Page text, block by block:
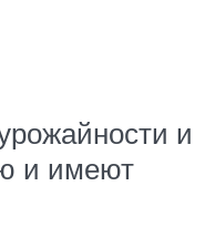
и
и имеют